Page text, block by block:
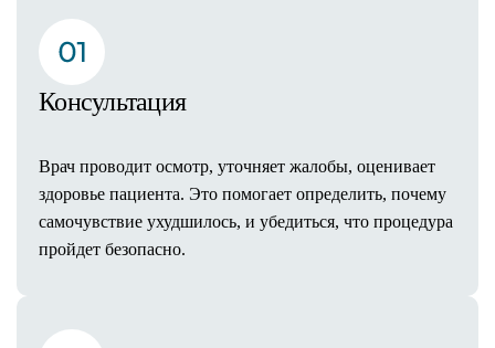
Бедер и ягодиц
Рук
Мужская
Липофилинг
Груди
Консультация
Врач проводит осмотр, уточняет жалобы, оценивает
здоровье пациента. Это помогает определить, почему
самочувствие ухудшилось, и убедиться, что процедура
пройдет безопасно.